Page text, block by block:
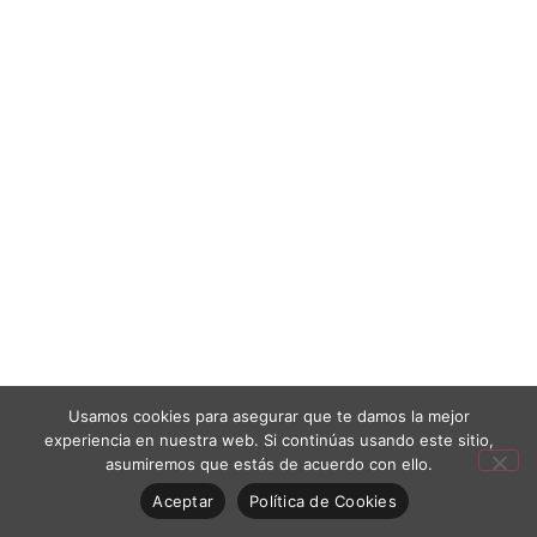
Usamos cookies para asegurar que te damos la mejor
experiencia en nuestra web. Si continúas usando este sitio,
asumiremos que estás de acuerdo con ello.
Aceptar
Política de Cookies